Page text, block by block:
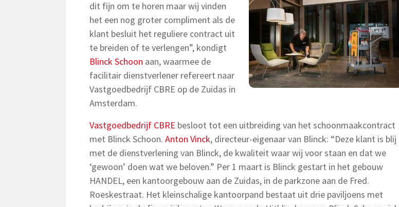
dit fijn om te horen maar wij vinden
het een nog groter compliment als de
klant besluit het reguliere contract uit
te breiden of te verlengen”, kondigt
Blinck Schoon aan, waarmee de
facilitair dienstverlener refereert naar
Vastgoedbedrijf CBRE op de Zuidas in
Amsterdam.
Vastgoedbedrijf CBRE besloot tot een uitbreiding van het schoonmaakcontract
met Blinck Schoon. Anton Vinck, directeur-eigenaar van Blinck: “Deze klant is blij
met de dienstverlening van Blinck, de kwaliteit waar wij voor staan en dat we
‘gewoon’ doen wat we beloven.” Per 1 maart is Blinck gestart in het gebouw
HANDEL, een kantoorgebouw aan de Zuidas, in de parkzone aan de Fred.
Roeskestraat. Het kleinschalige kantoorpand bestaat uit drie paviljoens met